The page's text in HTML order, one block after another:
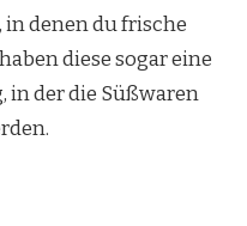
denen du frische
diese sogar eine
in der die Süßwaren